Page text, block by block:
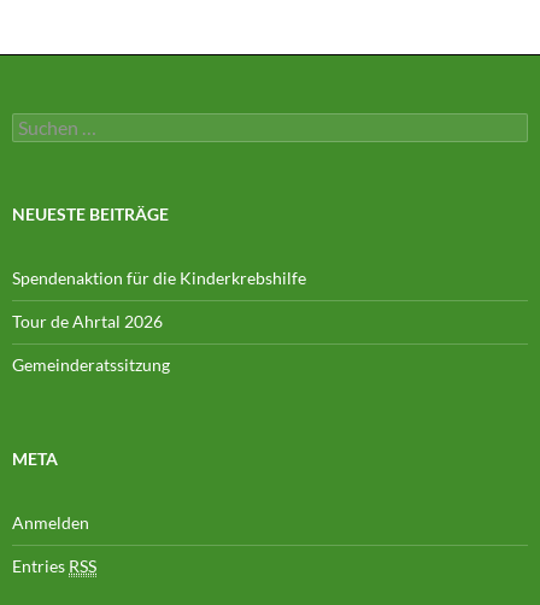
Suchen
nach:
NEUESTE BEITRÄGE
Spendenaktion für die Kinderkrebshilfe
Tour de Ahrtal 2026
Gemeinderatssitzung
META
Anmelden
Entries RSS